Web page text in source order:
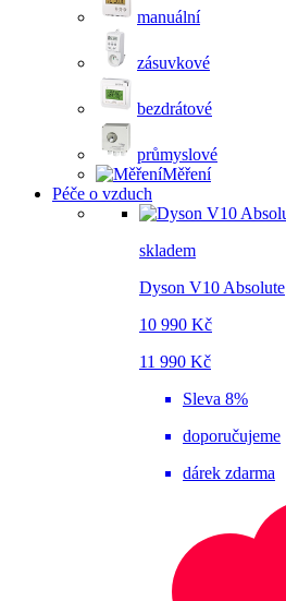
manuální
zásuvkové
bezdrátové
průmyslové
Měření
Péče o vzduch
skladem
Dyson V10 Absolute
10 990 Kč
11 990 Kč
Sleva 8%
doporučujeme
dárek zdarma